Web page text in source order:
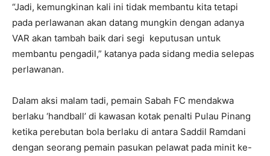
“Jadi, kemungkinan kali ini tidak membantu kita tetapi
pada perlawanan akan datang mungkin dengan adanya
VAR akan tambah baik dari segi keputusan untuk
membantu pengadil,” katanya pada sidang media selepas
perlawanan.
Dalam aksi malam tadi, pemain Sabah FC mendakwa
berlaku ‘handball’ di kawasan kotak penalti Pulau Pinang
ketika perebutan bola berlaku di antara Saddil Ramdani
dengan seorang pemain pasukan pelawat pada minit ke-